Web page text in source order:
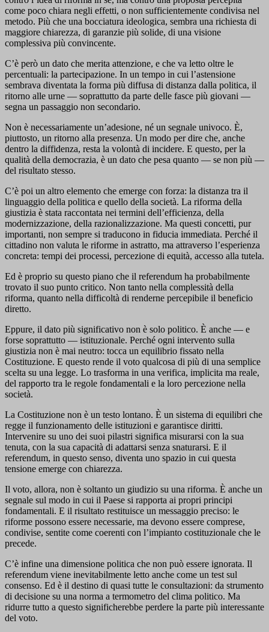
come poco chiara negli effetti, o non sufficientemente condivisa nel
metodo. Più che una bocciatura ideologica, sembra una richiesta di
maggiore chiarezza, di garanzie più solide, di una visione
complessiva più convincente.
C’è però un dato che merita attenzione, e che va letto oltre le
percentuali: la partecipazione. In un tempo in cui l’astensione
sembrava diventata la forma più diffusa di distanza dalla politica, il
ritorno alle urne — soprattutto da parte delle fasce più giovani —
segna un passaggio non secondario.
Non è necessariamente un’adesione, né un segnale univoco. È,
piuttosto, un ritorno alla presenza. Un modo per dire che, anche
dentro la diffidenza, resta la volontà di incidere. E questo, per la
qualità della democrazia, è un dato che pesa quanto — se non più —
del risultato stesso.
C’è poi un altro elemento che emerge con forza: la distanza tra il
linguaggio della politica e quello della società. La riforma della
giustizia è stata raccontata nei termini dell’efficienza, della
modernizzazione, della razionalizzazione. Ma questi concetti, pur
importanti, non sempre si traducono in fiducia immediata. Perché il
cittadino non valuta le riforme in astratto, ma attraverso l’esperienza
concreta: tempi dei processi, percezione di equità, accesso alla tutela.
Ed è proprio su questo piano che il referendum ha probabilmente
trovato il suo punto critico. Non tanto nella complessità della
riforma, quanto nella difficoltà di renderne percepibile il beneficio
diretto.
Eppure, il dato più significativo non è solo politico. È anche — e
forse soprattutto — istituzionale. Perché ogni intervento sulla
giustizia non è mai neutro: tocca un equilibrio fissato nella
Costituzione. E questo rende il voto qualcosa di più di una semplice
scelta su una legge. Lo trasforma in una verifica, implicita ma reale,
del rapporto tra le regole fondamentali e la loro percezione nella
società.
La Costituzione non è un testo lontano. È un sistema di equilibri che
regge il funzionamento delle istituzioni e garantisce diritti.
Intervenire su uno dei suoi pilastri significa misurarsi con la sua
tenuta, con la sua capacità di adattarsi senza snaturarsi. E il
referendum, in questo senso, diventa uno spazio in cui questa
tensione emerge con chiarezza.
Il voto, allora, non è soltanto un giudizio su una riforma. È anche un
segnale sul modo in cui il Paese si rapporta ai propri principi
fondamentali. E il risultato restituisce un messaggio preciso: le
riforme possono essere necessarie, ma devono essere comprese,
condivise, sentite come coerenti con l’impianto costituzionale che le
precede.
C’è infine una dimensione politica che non può essere ignorata. Il
referendum viene inevitabilmente letto anche come un test sul
consenso. Ed è il destino di quasi tutte le consultazioni: da strumento
di decisione su una norma a termometro del clima politico. Ma
ridurre tutto a questo significherebbe perdere la parte più interessante
del voto.